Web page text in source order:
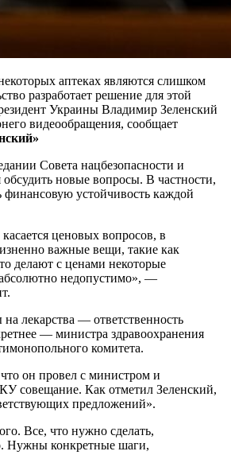
аптеках являются слишком
разработает решение для этой
Украины Владимир Зеленский
видеообращения, сообщает
Совета нацбезопасности и
новые вопросы. В частности,
устойчивость каждой
ценовых вопросов, в
важные вещи, такие как
делают с ценами некоторые
недопустимо», —
лекарства — ответственность
— министра здравоохранения
комитета.
он провел с министром и
совещание. Как отметил Зеленский,
предложений».
Все, что нужно сделать,
Нужны конкретные шаги,